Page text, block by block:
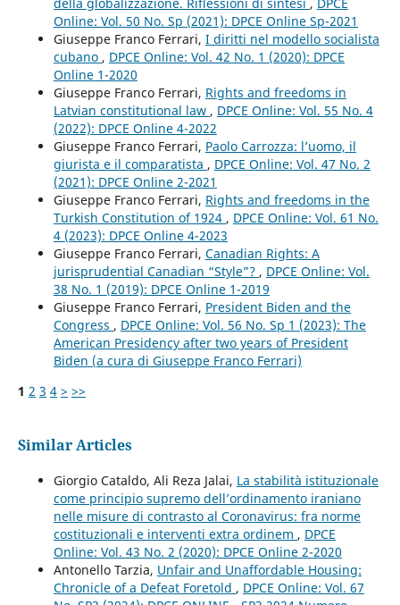
della globalizzazione. Riflessioni di sintesi , DPCE
Online: Vol. 50 No. Sp (2021): DPCE Online Sp-2021
Giuseppe Franco Ferrari, I diritti nel modello socialista
cubano , DPCE Online: Vol. 42 No. 1 (2020): DPCE
Online 1-2020
Giuseppe Franco Ferrari, Rights and freedoms in
Latvian constitutional law , DPCE Online: Vol. 55 No. 4
(2022): DPCE Online 4-2022
Giuseppe Franco Ferrari, Paolo Carrozza: l’uomo, il
giurista e il comparatista , DPCE Online: Vol. 47 No. 2
(2021): DPCE Online 2-2021
Giuseppe Franco Ferrari, Rights and freedoms in the
Turkish Constitution of 1924 , DPCE Online: Vol. 61 No.
4 (2023): DPCE Online 4-2023
Giuseppe Franco Ferrari, Canadian Rights: A
jurisprudential Canadian “Style”? , DPCE Online: Vol.
38 No. 1 (2019): DPCE Online 1-2019
Giuseppe Franco Ferrari, President Biden and the
Congress , DPCE Online: Vol. 56 No. Sp 1 (2023): The
American Presidency after two years of President
Biden (a cura di Giuseppe Franco Ferrari)
1 2 3 4 > >>
Similar Articles
Giorgio Cataldo, Ali Reza Jalai, La stabilità istituzionale
come principio supremo dell’ordinamento iraniano
nelle misure di contrasto al Coronavirus: fra norme
costituzionali e interventi extra ordinem , DPCE
Online: Vol. 43 No. 2 (2020): DPCE Online 2-2020
Antonello Tarzia, Unfair and Unaffordable Housing:
Chronicle of a Defeat Foretold , DPCE Online: Vol. 67